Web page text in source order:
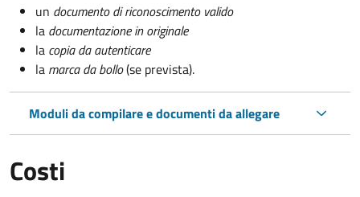
un documento di riconoscimento valido
la documentazione in originale
la copia da autenticare
la marca da bollo(se prevista).
Moduli da compilare e documenti da allegare
Costi